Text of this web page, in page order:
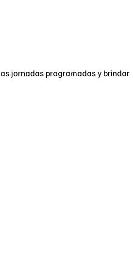
jornadas programadas y brindar